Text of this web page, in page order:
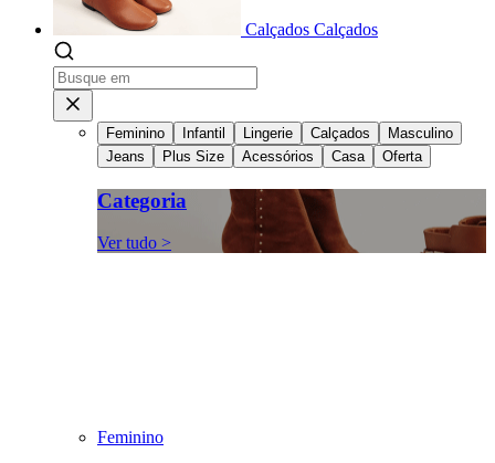
Calçados Calçados
Feminino Infantil Lingerie Calçados
Masculino
Jeans
Plus Size Acessórios Casa Oferta
Categoria
Ver tudo >
Feminino